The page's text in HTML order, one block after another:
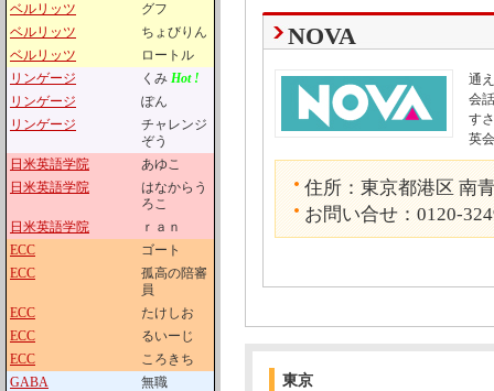
ベルリッツ
グフ
ベルリッツ
ちょびりん
ベルリッツ
ロートル
リンゲージ
くみ Hot !
リンゲージ
ぽん
リンゲージ
チャレンジ
ぞう
日米英語学院
あゆこ
日米英語学院
はなからう
ろこ
日米英語学院
ｒａｎ
ECC
ゴート
ECC
孤高の陪審
員
ECC
たけしお
ECC
るいーじ
ECC
ころきち
GABA
無職
NOVA
通
会
す
英
住所：東京都港区 南
お問い合せ：0120-
東京